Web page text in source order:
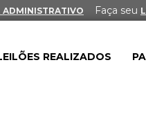
ADMINISTRATIVO Faça seu
REALIZADOS